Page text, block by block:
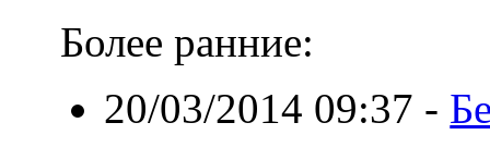
Более ранние:
20/03/2014 09:37 -